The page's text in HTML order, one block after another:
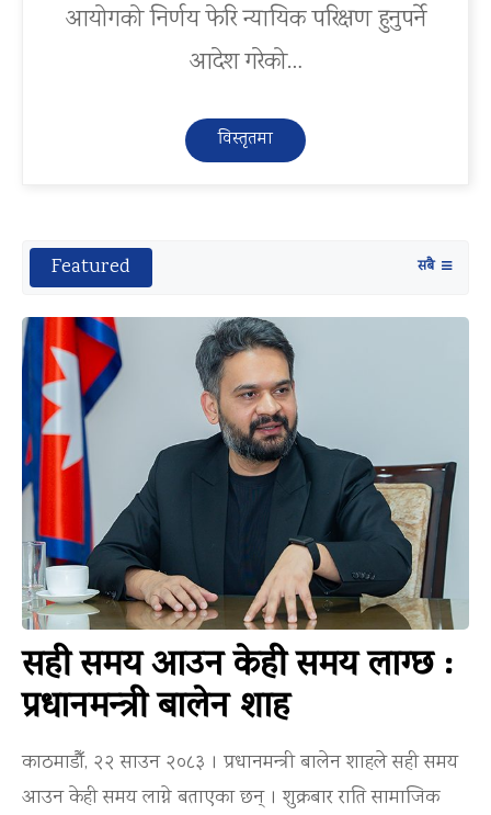
आयोगको निर्णय फेरि न्यायिक परिक्षण हुनुपर्ने
आदेश गरेको…
विस्तृतमा
Featured सबै
सही समय आउन केही समय लाग्छ :
प्रधानमन्त्री बालेन शाह
काठमाडौँ, २२ साउन २०८३ । प्रधानमन्त्री बालेन शाहले सही समय
आउन केही समय लाग्ने बताएका छन् । शुक्रबार राति सामाजिक